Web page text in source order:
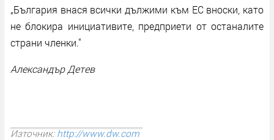
„България внася всички дължими към ЕС вноски, като
не блокира инициативите, предприети от останалите
страни членки."
Александър Детев
Източник:http://www.dw.com